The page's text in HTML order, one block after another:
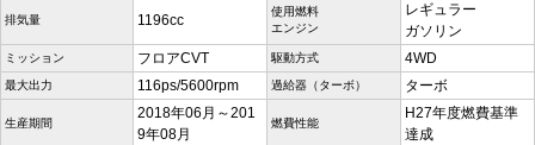
排気量 1196cc
使用燃料
エンジン
レギュラー
ガソリン
ミッション フロアCVT 駆動方式 4WD
最大出力 116ps/5600rpm 過給器（ターボ） ターボ
生産期間
2018年06月～201
9年08月
燃費性能
H27年度燃費基準
達成